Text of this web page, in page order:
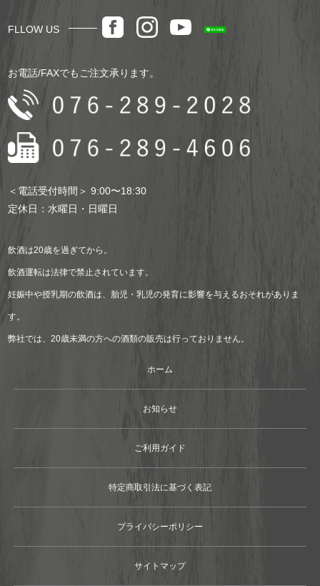
FLLOW US
お電話/FAXでもご注文承ります。
＜電話受付時間＞ 9:00〜18:30
定休日：水曜日・日曜日
飲酒は20歳を過ぎてから。
飲酒運転は法律で禁止されています。
妊娠中や授乳期の飲酒は、胎児・乳児の発育に影響を与えるおそれがありま
す。
弊社では、20歳未満の方への酒類の販売は行っておりません。
ホーム
お知らせ
ご利用ガイド
特定商取引法に基づく表記
プライバシーポリシー
サイトマップ